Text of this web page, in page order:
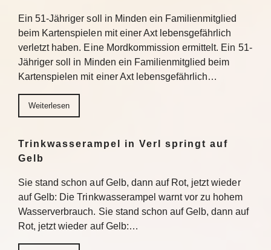
Ein 51-Jähriger soll in Minden ein Familienmitglied
beim Kartenspielen mit einer Axt lebensgefährlich
verletzt haben. Eine Mordkommission ermittelt. Ein 51-
Jähriger soll in Minden ein Familienmitglied beim
Kartenspielen mit einer Axt lebensgefährlich…
Weiterlesen
Trinkwasserampel in Verl springt auf
Gelb
Sie stand schon auf Gelb, dann auf Rot, jetzt wieder
auf Gelb: Die Trinkwasserampel warnt vor zu hohem
Wasserverbrauch. Sie stand schon auf Gelb, dann auf
Rot, jetzt wieder auf Gelb:…